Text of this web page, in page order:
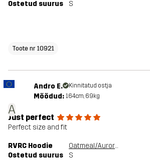
Ostetud suurus
S
Toote nr 10921
A
Andro E. Kinnitatud ostja
Mõõdud: 164cm, 69kg
Just perfect
Perfect size and fit
RVRC Hoodie
Oatmeal/Aurora Red
Ostetud suurus
S